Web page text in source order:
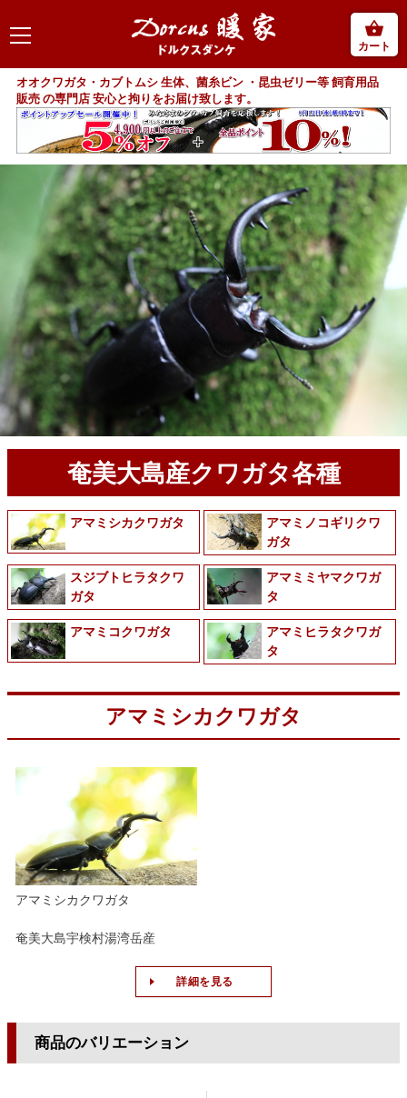
カート
オオクワガタ・カブトムシ 生体、菌糸ビン ・昆虫ゼリー等 飼育用品
販売 の専門店 安心と拘りをお届け致します。
奄美大島産クワガタ各種
アマミシカクワガタ
アマミノコギリクワ
ガタ
スジブトヒラタクワ
ガタ
アマミミヤマクワガ
タ
アマミコクワガタ
アマミヒラタクワガ
タ
アマミシカクワガタ
アマミシカクワガタ
奄美大島宇検村湯湾岳産
詳細を見る
商品のバリエーション